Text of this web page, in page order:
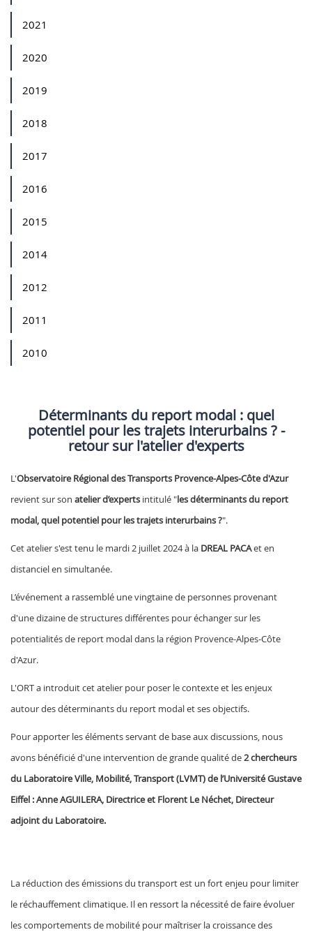
2021
2020
2019
2018
2017
2016
2015
2014
2012
2011
2010
Déterminants du report modal : quel
potentiel pour les trajets interurbains ? -
retour sur l'atelier d'experts
L'Observatoire Régional des Transports Provence-Alpes-Côte d'Azur
revient sur son atelier d’experts intitulé "les déterminants du report
modal, quel potentiel pour les trajets interurbains ?".
Cet atelier s'est tenu le mardi 2 juillet 2024 à la DREAL PACAet en
distanciel en simultanée.
L’événement a rassemblé une vingtaine de personnes provenant
d'une dizaine de structures différentes pour échanger sur les
potentialités de report modal dans la région Provence-Alpes-Côte
d'Azur.
L'ORT a introduit cet atelier pour poser le contexte et les enjeux
autour des déterminants du report modal et ses objectifs.
Pour apporter les éléments servant de base aux discussions, nous
avons bénéficié d'une intervention de grande qualité de2 chercheurs
du Laboratoire Ville, Mobilité, Transport (LVMT) de l’Université Gustave
Eiffel :Anne AGUILERA, Directrice et Florent Le Néchet, Directeur
adjoint du Laboratoire.
La réduction des émissions du transport est un fort enjeu pour limiter
le réchauffement climatique. Il en ressort la nécessité de faire évoluer
les comportements de mobilité pour maîtriser la croissance des